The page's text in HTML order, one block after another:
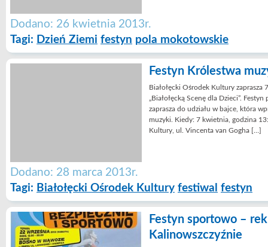
Dodano: 26 kwietnia 2013r.
Tagi: Dzień Ziemi festyn pola mokotowskie
Festyn Królestwa
Białołęcki Ośrodek Kultury
„Białołęcką Scenę dla Dzieci”.
zaprasza do udziału w bajce, która
muzyki. Kiedy: 7 kwietnia, godzina
Kultury, ul. Vincenta van Gogha […]
Dodano: 28 marca 2013r.
Tagi: Białołęcki Ośrodek Kultury festiwal festyn
Festyn sportowo –
Kalinowszczyźnie